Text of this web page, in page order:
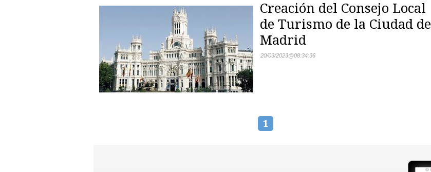
Creación del Consejo Local
de Turismo de la Ciudad de
Madrid
20/03/2023@08:34:36
1